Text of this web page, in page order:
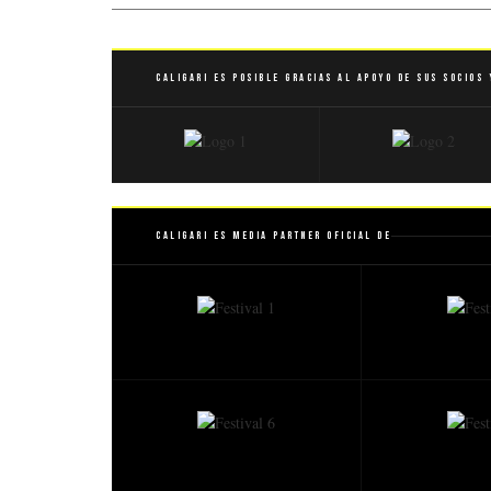
Caligari es posible gracias al apoyo de sus socios
Caligari es Media Partner Oficial de